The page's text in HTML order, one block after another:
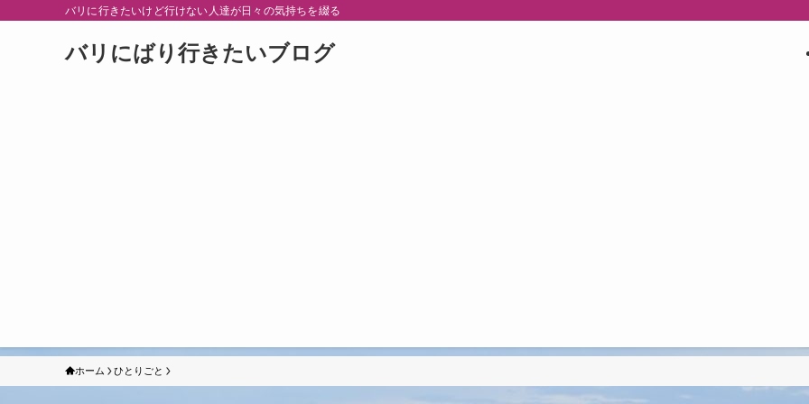
バリに行きたいけど行けない人達が日々の気持ちを綴る
バリにばり行きたいブログ
ホーム ひとりごと